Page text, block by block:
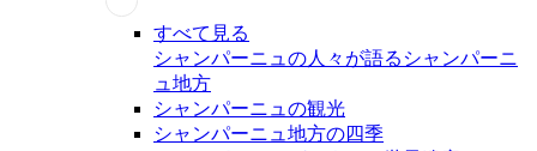
すべて見る
シャンパーニュの人々が語るシャンパーニ
ュ地方
シャンパーニュの観光
シャンパーニュ地方の四季